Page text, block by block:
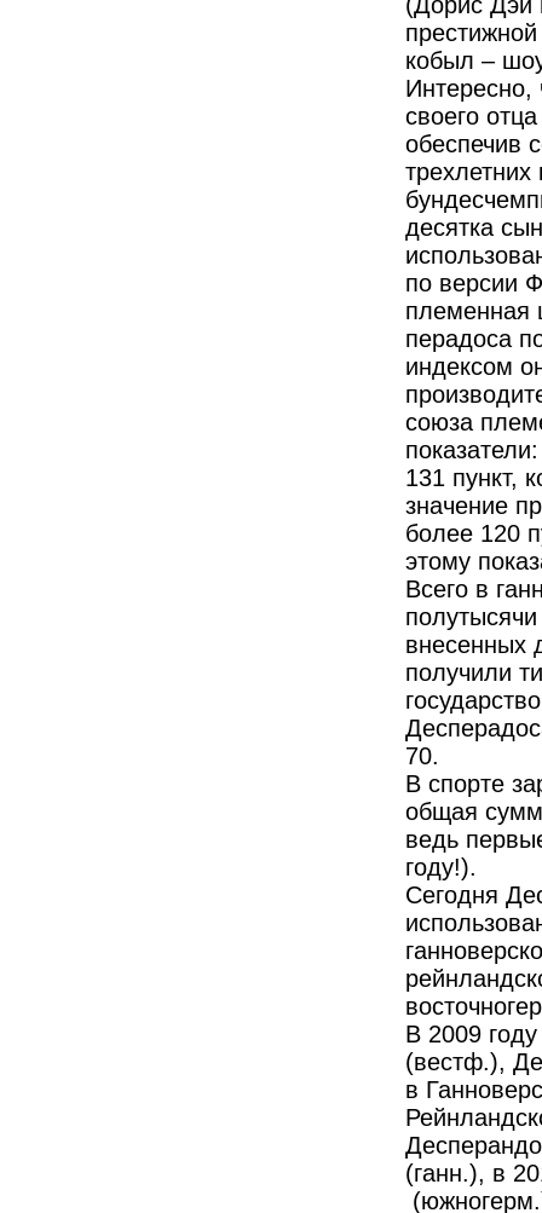
кобыл –
своего
обеспечив
десятка
по версии
племенная
перадоса
индексом
союза
131 пункт,
значение
более 120
этому
Всего в
внесенных
получили
70.
В спорте
общая
ведь
году!).
Сегодня
В 2009
(вестф.),
в
(ганн.), в